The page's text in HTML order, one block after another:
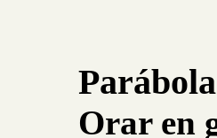
Parábola
Orar en